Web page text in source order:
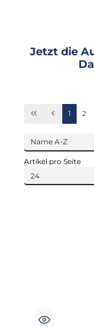
Jetzt die
Seite
1 Seite
2
Artikel pro Seite